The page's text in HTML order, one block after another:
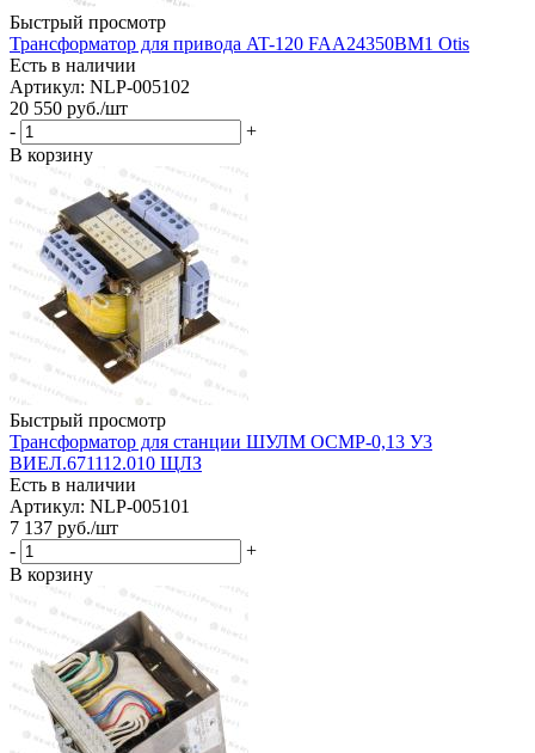
Быстрый просмотр
Трансформатор для привода AT-120 FAA24350BM1 Otis
Есть в наличии
Артикул: NLP-005102
20 550 руб./шт
-
+
В корзину
Быстрый просмотр
Трансформатор для станции ШУЛМ ОСМР-0,13 У3
ВИЕЛ.671112.010 ЩЛЗ
Есть в наличии
Артикул: NLP-005101
7 137 руб./шт
-
+
В корзину